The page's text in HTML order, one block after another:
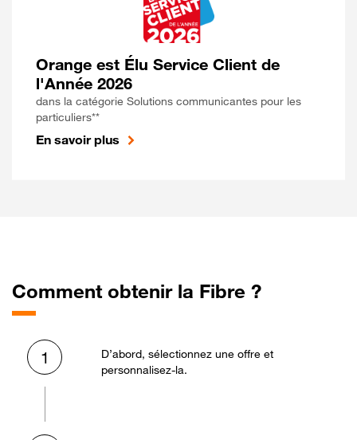
Orange est Élu Service Client de
l'Année 2026
dans la catégorie Solutions communicantes pour les
particuliers**
En savoir plus
Comment obtenir la Fibre ?
1
D’abord, sélectionnez une offre et
personnalisez-la.